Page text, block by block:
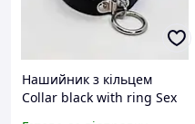
Нашийник з кільцем
Collar black with ring Sex